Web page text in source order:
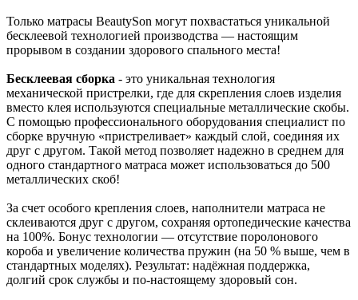
Только матрасы BeautySon могут похвастаться уникальной
бесклеевой технологией производства — настоящим
прорывом в создании здорового спального места!
Бесклеевая сборка - это уникальная технология
механической пристрелки, где для скрепления слоев изделия
вместо клея используются специальные металлические скобы.
С помощью профессионального оборудования специалист по
сборке вручную «пристреливает» каждый слой, соединяя их
друг с другом. Такой метод позволяет надежно в среднем для
одного стандартного матраса может использоваться до 500
металлических скоб!
За счет особого крепления слоев, наполнители матраса не
склеиваются друг с другом, сохраняя ортопедические качества
на 100%. Бонус технологии — отсутствие поролонового
короба и увеличение количества пружин (на 50 % выше, чем в
стандартных моделях). Результат: надёжная поддержка,
долгий срок службы и по‑настоящему здоровый сон.